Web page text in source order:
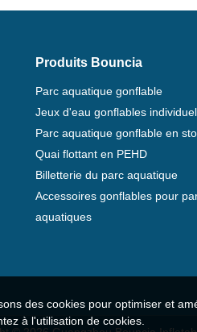
Produits Bouncia
Parc aquatique gonflable
Jeux d'eau gonflables
Parc aquatique gonflable en
Quai flottant en PEHD
Billetterie du parc aquatique
Accessoires gonflables pour
aquatiques
des cookies pour optimiser et
à l'utilisation de cookies.